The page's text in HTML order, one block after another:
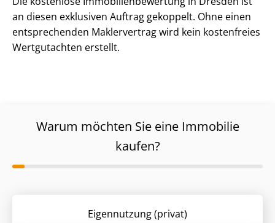
an diesen exklusiven Auftrag gekoppelt. Ohne einen
entsprechenden Maklervertrag wird kein kostenfreies
Wertgutachten erstellt.
Warum möchten Sie eine Immobilie
kaufen?
Eigennutzung (privat)